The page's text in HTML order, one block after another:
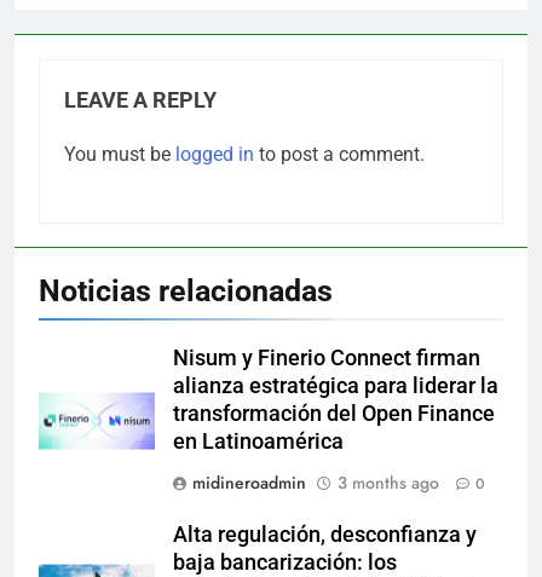
LEAVE A REPLY
You must be logged in to post a comment.
Noticias relacionadas
Nisum y Finerio Connect firman
alianza estratégica para liderar la
transformación del Open Finance
en Latinoamérica
midineroadmin
3 months ago 0
Alta regulación, desconfianza y
baja bancarización: los